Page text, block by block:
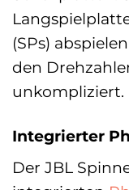
(SPs)
den
unkompliziert.
Integrierter
Der JBL